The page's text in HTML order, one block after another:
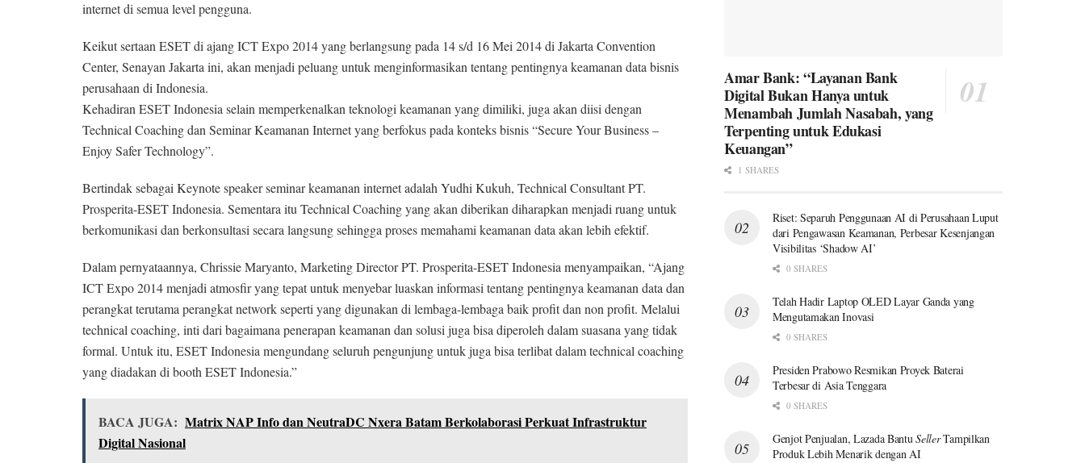
internet di semua level pengguna.
Keikut sertaan ESET di ajang ICT Expo 2014 yang berlangsung pada 14 s/d 16 Mei 2014 di Jakarta Convention
Center, Senayan Jakarta ini, akan menjadi peluang untuk menginformasikan tentang pentingnya keamanan data bisnis
perusahaan di Indonesia.
Kehadiran ESET Indonesia selain memperkenalkan teknologi keamanan yang dimiliki, juga akan diisi dengan
Technical Coaching dan Seminar Keamanan Internet yang berfokus pada konteks bisnis “Secure Your Business –
Enjoy Safer Technology”.
Bertindak sebagai Keynote speaker seminar keamanan internet adalah Yudhi Kukuh, Technical Consultant PT.
Prosperita-ESET Indonesia. Sementara itu Technical Coaching yang akan diberikan diharapkan menjadi ruang untuk
berkomunikasi dan berkonsultasi secara langsung sehingga proses memahami keamanan data akan lebih efektif.
Dalam pernyataannya, Chrissie Maryanto, Marketing Director PT. Prosperita-ESET Indonesia menyampaikan, “Ajang
ICT Expo 2014 menjadi atmosfir yang tepat untuk menyebar luaskan informasi tentang pentingnya keamanan data dan
perangkat terutama perangkat network seperti yang digunakan di lembaga-lembaga baik profit dan non profit. Melalui
technical coaching, inti dari bagaimana penerapan keamanan dan solusi juga bisa diperoleh dalam suasana yang tidak
formal. Untuk itu, ESET Indonesia mengundang seluruh pengunjung untuk juga bisa terlibat dalam technical coaching
yang diadakan di booth ESET Indonesia.”
BACA JUGA: Matrix NAP Info dan NeutraDC Nxera Batam Berkolaborasi Perkuat Infrastruktur
Digital Nasional
Amar Bank: “Layanan Bank
Digital Bukan Hanya untuk
Menambah Jumlah Nasabah, yang
Terpenting untuk Edukasi
Keuangan”
1 SHARES
Riset: Separuh Penggunaan AI di Perusahaan Luput
dari Pengawasan Keamanan, Perbesar Kesenjangan
Visibilitas ‘Shadow AI’
0 SHARES
Telah Hadir Laptop OLED Layar Ganda yang
Mengutamakan Inovasi
0 SHARES
Presiden Prabowo Resmikan Proyek Baterai
Terbesar di Asia Tenggara
0 SHARES
Genjot Penjualan, Lazada BantuSellerTampilkan
Produk Lebih Menarik dengan AI